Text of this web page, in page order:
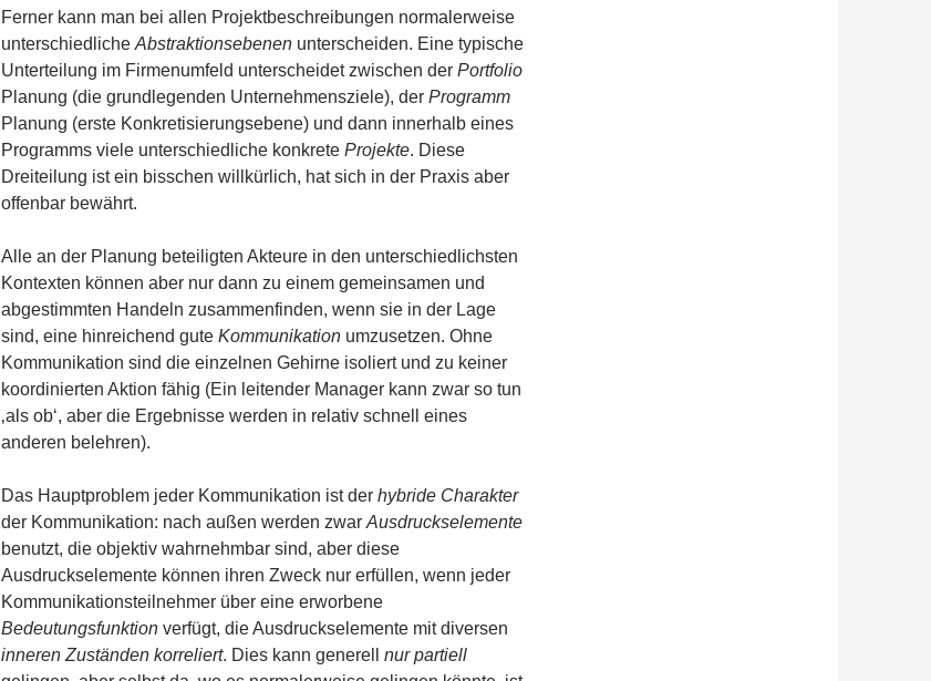
Ferner kann man bei allen Projektbeschreibungen normalerweise
unterschiedliche Abstraktionsebenen unterscheiden. Eine typische
Unterteilung im Firmenumfeld unterscheidet zwischen der Portfolio
Planung (die grundlegenden Unternehmensziele), der Programm
Planung (erste Konkretisierungsebene) und dann innerhalb eines
Programms viele unterschiedliche konkrete Projekte. Diese
Dreiteilung ist ein bisschen willkürlich, hat sich in der Praxis aber
offenbar bewährt.
Alle an der Planung beteiligten Akteure in den unterschiedlichsten
Kontexten können aber nur dann zu einem gemeinsamen und
abgestimmten Handeln zusammenfinden, wenn sie in der Lage
sind, eine hinreichend gute Kommunikation umzusetzen. Ohne
Kommunikation sind die einzelnen Gehirne isoliert und zu keiner
koordinierten Aktion fähig (Ein leitender Manager kann zwar so tun
‚als ob‘, aber die Ergebnisse werden in relativ schnell eines
anderen belehren).
Das Hauptproblem jeder Kommunikation ist der hybride Charakter
der Kommunikation: nach außen werden zwar Ausdruckselemente
benutzt, die objektiv wahrnehmbar sind, aber diese
Ausdruckselemente können ihren Zweck nur erfüllen, wenn jeder
Kommunikationsteilnehmer über eine erworbene
Bedeutungsfunktion verfügt, die Ausdruckselemente mit diversen
inneren Zuständen korreliert. Dies kann generell nur partiell